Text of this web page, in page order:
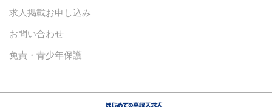
求人掲載お申し込み
お問い合わせ
免責・青少年保護